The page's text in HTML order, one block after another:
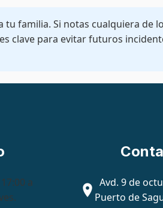
familia. Si notas cualquiera de
clave para evitar futuros
a
Avd. 9 de
Puerto de